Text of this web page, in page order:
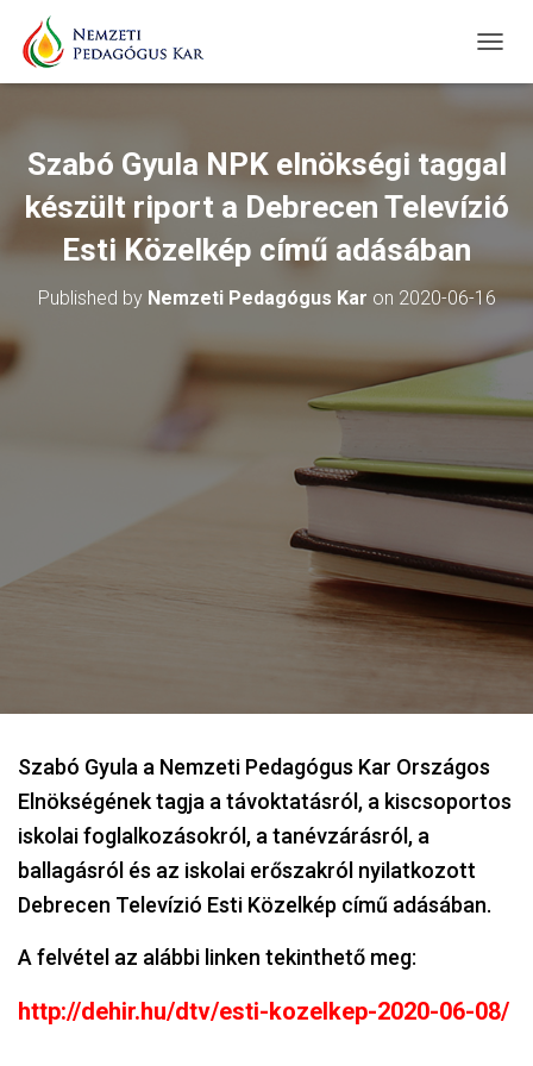
O
E
N
A
A
I
N
Szabó Gyula NPK elnökségi taggal
készült riport a Debrecen Televízió
Esti Közelkép című adásában
Published by Nemzeti Pedagógus Kar on 2020-06-16
Szabó Gyula a Nemzeti Pedagógus Kar Országos
Elnökségének tagja a távoktatásról, a kiscsoportos
iskolai foglalkozásokról, a tanévzárásról, a
ballagásról és az iskolai erőszakról nyilatkozott
Debrecen Televízió Esti Közelkép című adásában.
A felvétel az alábbi linken tekinthető meg:
http://dehir.hu/dtv/esti-kozelkep-2020-06-08/